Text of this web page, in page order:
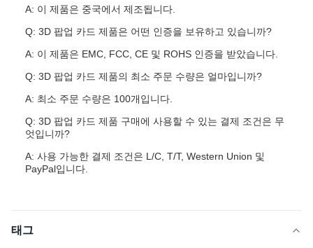
A: 이 제품은 중국에서 제조됩니다.
Q: 3D 팝업 카드 제품은 어떤 인증을 보유하고 있습니까?
A: 이 제품은 EMC, FCC, CE 및 ROHS 인증을 받았습니다.
Q: 3D 팝업 카드 제품의 최소 주문 수량은 얼마입니까?
A: 최소 주문 수량은 100개입니다.
Q: 3D 팝업 카드 제품 구매에 사용할 수 있는 결제 조건은 무
엇입니까?
A: 사용 가능한 결제 조건은 L/C, T/T, Western Union 및
PayPal입니다.
태그